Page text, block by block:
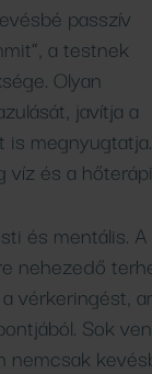
passzív
a testnek
Olyan
javítja a
megnyugtatja.
és a
és mentális. A
nehezedő
vérkeringést,
Sok
nemcsak